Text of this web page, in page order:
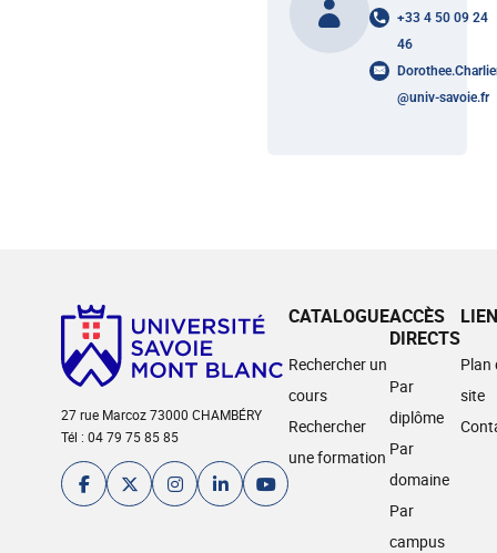
+33 4 50 09 24
46
@univ-savoie.fr
27 rue Marcoz 73000 CHAMBÉRY
Tél : 04 79 75 85 85
CATALOGUE
Rechercher un
cours
Rechercher
une formation
ACCÈS
DIRECTS
Par
diplôme
Par
domaine
Par
campus
Plan
site